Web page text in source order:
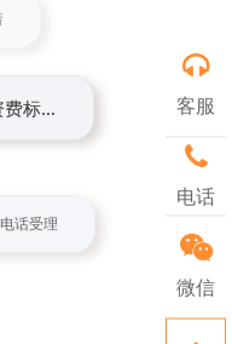
电话受理
资费标准
客服
电话
微信